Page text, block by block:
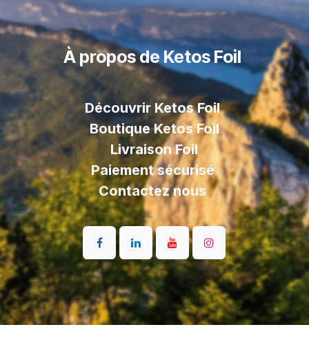
À propos de Ketos Foil
Découvrir Ketos Foil
Boutique Ketos Foil
LivraisonFoil
Paiement sécurisé
Contactez nous